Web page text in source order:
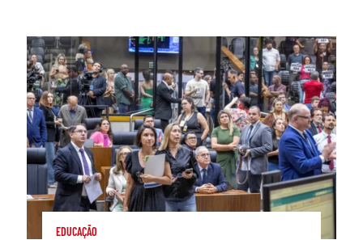
EDUCAÇÃO